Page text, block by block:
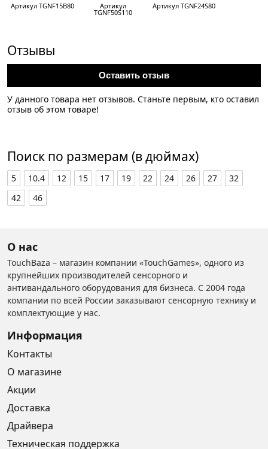
Артикул TGNF15B80 Артикул
TGNF50S110
Артикул TGNF24S80
Отзывы
Оставить отзыв
У данного товара нет отзывов. Станьте первым, кто оставил
отзыв об этом товаре!
Поиск по размерам (в дюймах)
5 10.4 12 15 17 19 22 24 26 27
32
42
46
О нас
TouchBaza – магазин компании «TouchGames», одного из
крупнейших производителей сенсорного и
антивандального оборудования для бизнеса. С 2004 года
компании по всей России заказывают сенсорную технику и
комплектующие у нас.
Информация
Контакты
О магазине
Акции
Доставка
Драйвера
Техническая поддержка